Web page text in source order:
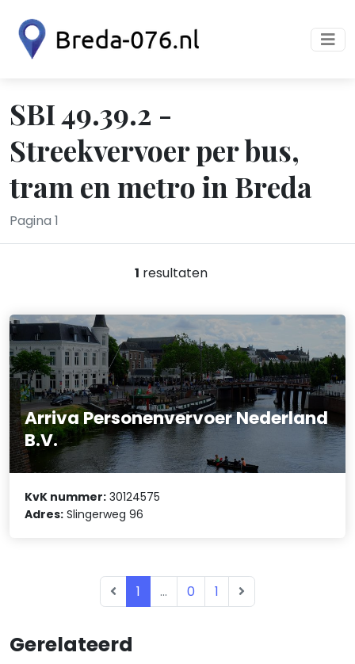
SBI 49.39.2 -
Streekvervoer per bus,
tram en metro in Breda
Pagina 1
Gerelateerd
1 resultaten
Arriva Personenvervoer Nederland
B.V.
KvK nummer: 30124575
Adres: Slingerweg 96
1 ... 0 1